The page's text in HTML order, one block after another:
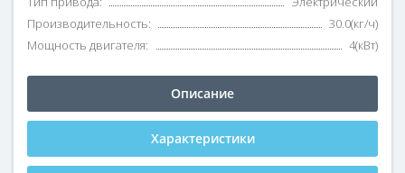
Производительность:
30.0(кг/ч)
Мощность двигателя:
4(кВт)
Описание
Характеристики